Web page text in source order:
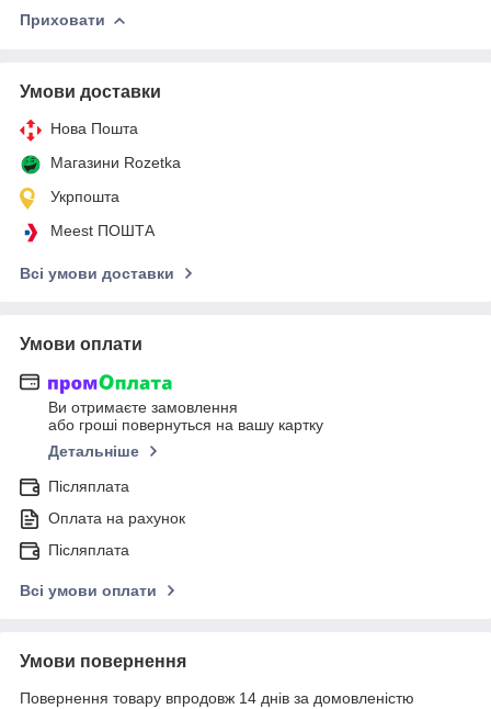
Приховати
Умови доставки
Нова Пошта
Магазини Rozetka
Укрпошта
Meest ПОШТА
Всі умови доставки
Умови оплати
Ви отримаєте замовлення
або гроші повернуться на вашу картку
Детальніше
Післяплата
Оплата на рахунок
Післяплата
Всі умови оплати
Умови повернення
Повернення товару впродовж 14 днів за домовленістю